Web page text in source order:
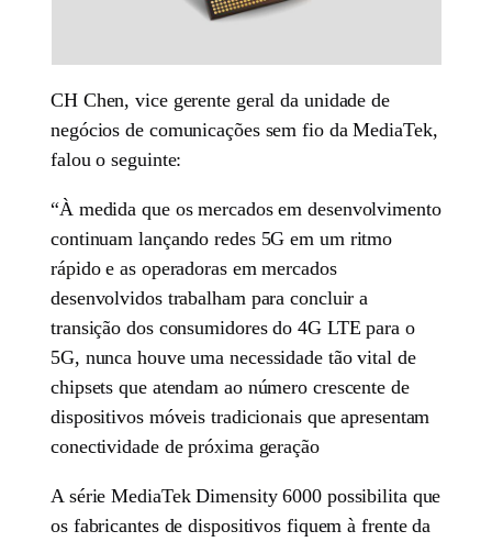
CH Chen, vice gerente geral da unidade de
negócios de comunicações sem fio da MediaTek,
falou o seguinte:
“À medida que os mercados em desenvolvimento
continuam lançando redes 5G em um ritmo
rápido e as operadoras em mercados
desenvolvidos trabalham para concluir a
transição dos consumidores do 4G LTE para o
5G, nunca houve uma necessidade tão vital de
chipsets que atendam ao número crescente de
dispositivos móveis tradicionais que apresentam
conectividade de próxima geração
A série MediaTek Dimensity 6000 possibilita que
os fabricantes de dispositivos fiquem à frente da